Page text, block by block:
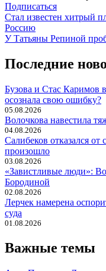
Подписаться
Навигация
по
Стал известен хитрый
Россию
У Татьяны Репиной
Последние
Бузова и Стас Каримов
осознала свою ошибку?
05.08.2026
Волочкова навестила
04.08.2026
Салибеков отказался
произошло
03.08.2026
«Завистливые люди»:
Бородиной
02.08.2026
Лерчек намерена
суда
01.08.2026
Важные темы